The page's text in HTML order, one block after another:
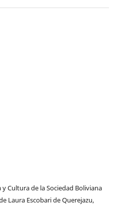
Cultura de la Sociedad Boliviana
Laura Escobari de Querejazu,